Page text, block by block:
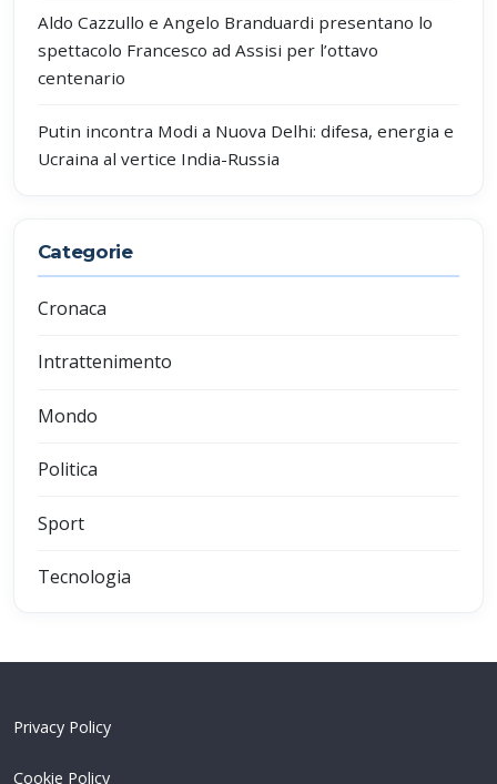
Aldo Cazzullo e Angelo Branduardi presentano lo
spettacolo Francesco ad Assisi per l’ottavo
centenario
Putin incontra Modi a Nuova Delhi: difesa, energia e
Ucraina al vertice India-Russia
Categorie
Cronaca
Intrattenimento
Mondo
Politica
Sport
Tecnologia
Privacy Policy
Cookie Policy